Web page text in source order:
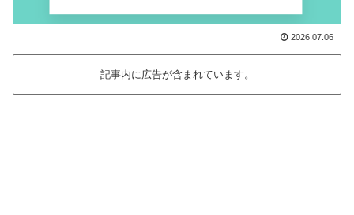
2026.07.06
記事内に広告が含まれています。